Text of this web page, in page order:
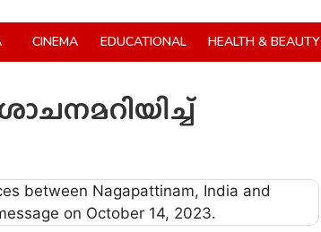
CINEMA EDUCATIONAL HEALTH & BEAUTY